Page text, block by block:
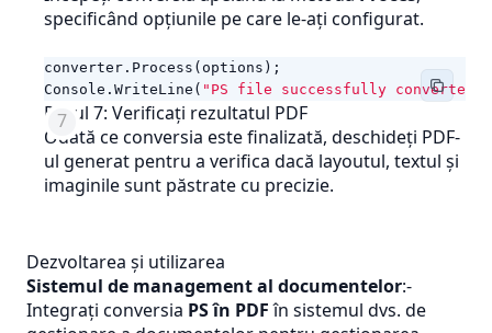
specificând opțiunile pe care le-ați configurat.
converter . Process ( options );
Console . WriteLine ( "PS file successfully converted
Pasul 7: Verificați rezultatul PDF
Odată ce conversia este finalizată, deschideți PDF-
ul generat pentru a verifica dacă layoutul, textul și
imaginile sunt păstrate cu precizie.
Dezvoltarea și utilizarea
Sistemul de management al documentelor:-
Integrați conversia PS în PDFîn sistemul dvs. de